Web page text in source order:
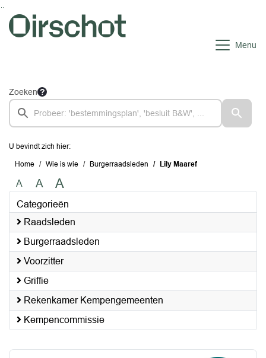
Ga naar de inhoud van deze pagina
Ga naar het zoeken
Ga naar het menu
Menu
Zoeken
U bevindt zich hier:
Home Wie is wie Burgerraadsleden Lily Maaref
A A A
Categorieën
Raadsleden
Burgerraadsleden
Voorzitter
Griffie
Rekenkamer Kempengemeenten
Kempencommissie